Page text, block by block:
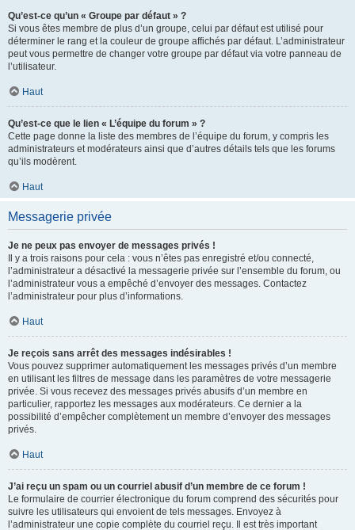
Qu’est-ce qu’un « Groupe par défaut » ?
Si vous êtes membre de plus d’un groupe, celui par défaut est utilisé pour
déterminer le rang et la couleur de groupe affichés par défaut. L’administrateur
peut vous permettre de changer votre groupe par défaut via votre panneau de
l’utilisateur.
Haut
Qu’est-ce que le lien « L’équipe du forum » ?
Cette page donne la liste des membres de l’équipe du forum, y compris les
administrateurs et modérateurs ainsi que d’autres détails tels que les forums
qu’ils modèrent.
Haut
Messagerie privée
Je ne peux pas envoyer de messages privés !
Il y a trois raisons pour cela : vous n’êtes pas enregistré et/ou connecté,
l’administrateur a désactivé la messagerie privée sur l’ensemble du forum, ou
l’administrateur vous a empêché d’envoyer des messages. Contactez
l’administrateur pour plus d’informations.
Haut
Je reçois sans arrêt des messages indésirables !
Vous pouvez supprimer automatiquement les messages privés d’un membre
en utilisant les filtres de message dans les paramètres de votre messagerie
privée. Si vous recevez des messages privés abusifs d’un membre en
particulier, rapportez les messages aux modérateurs. Ce dernier a la
possibilité d’empêcher complètement un membre d’envoyer des messages
privés.
Haut
J’ai reçu un spam ou un courriel abusif d’un membre de ce forum !
Le formulaire de courrier électronique du forum comprend des sécurités pour
suivre les utilisateurs qui envoient de tels messages. Envoyez à
l’administrateur une copie complète du courriel reçu. Il est très important